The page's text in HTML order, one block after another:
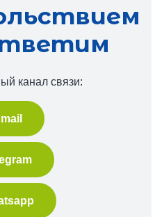
канал связи: